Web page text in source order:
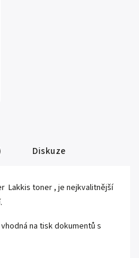
Diskuze
Lakkis toner , je nejkvalitnější
na tisk dokumentů s